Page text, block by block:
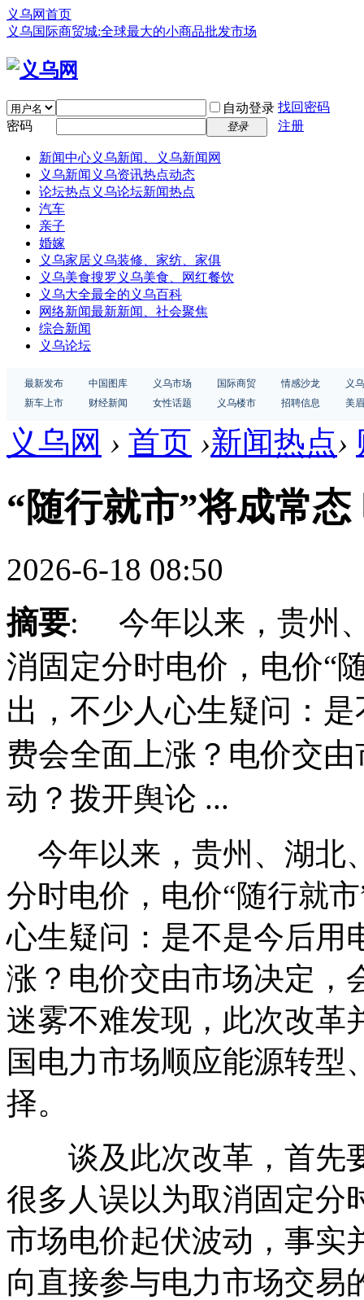
义乌网首页
义乌国际商贸城:全球最大的小商品批发市场
自动登录 找回密码
密码
登录 注册
新闻中心义乌新闻、义乌新闻网
义乌新闻 义乌资讯热点动态
论坛热点 义乌论坛新闻热点
汽车
亲子
婚嫁
义乌家居义乌装修、家纺、家俱
义乌美食搜罗义乌美食、网红餐饮
义乌大全最全的义乌百科
网络新闻最新新闻、社会聚焦
综合新闻
义乌论坛
最新发布 中国图库 义乌市场 国际商贸 情感沙龙
义
新车上市
财经新闻 女性话题 义乌楼市 招聘信息 美
义乌网 › 首页 ›新闻热点›
“随行就市”将成常
2026-6-18 08:50
摘要: 今年以来，贵州
消固定分时电价，电价“
出，不少人心生疑问：
费会全面上涨？电价交
动？拨开舆论 ...
今年以来，贵州、湖北
分时电价，电价“随行就
心生疑问：是不是今后用
涨？电价交由市场决定，
迷雾不难发现，此次改革
国电力市场顺应能源转型
择。
谈及此次改革，首先
很多人误以为取消固定分
市场电价起伏波动，事实
向直接参与电力市场交易